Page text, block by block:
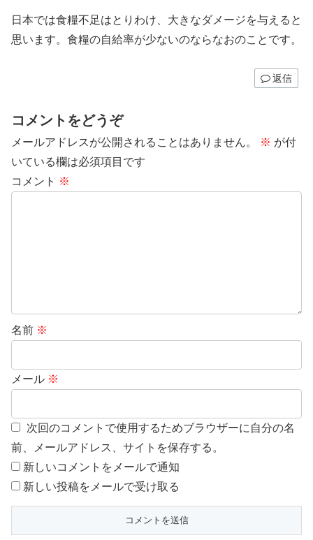
日本では食糧不足はとりわけ、大きなダメージを与えると
思います。食糧の自給率が少ないのならなおのことです。
返信
コメントをどうぞ
メールアドレスが公開されることはありません。 ※ が付
いている欄は必須項目です
コメント ※
名前 ※
メール ※
次回のコメントで使用するためブラウザーに自分の名
前、メールアドレス、サイトを保存する。
新しいコメントをメールで通知
新しい投稿をメールで受け取る